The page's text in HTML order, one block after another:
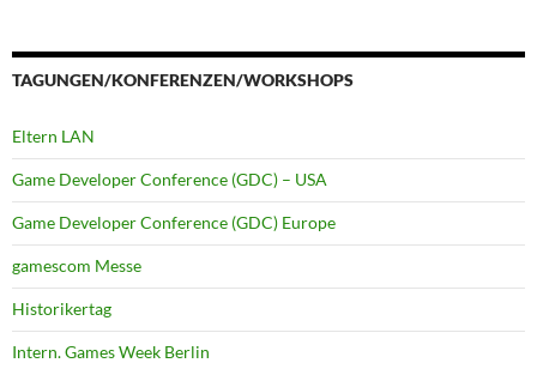
TAGUNGEN/KONFERENZEN/WORKSHOPS
Eltern LAN
Game Developer Conference (GDC) – USA
Game Developer Conference (GDC) Europe
gamescom Messe
Historikertag
Intern. Games Week Berlin